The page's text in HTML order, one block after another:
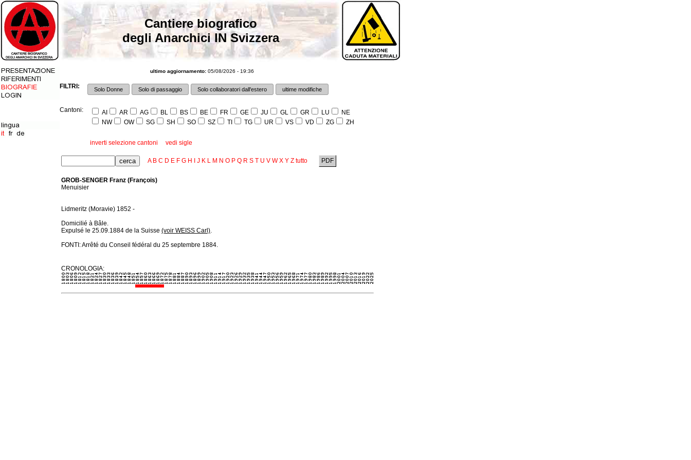
Cantiere biografico
degli Anarchici IN Svizzera
ultimo aggiornamento: 05/08/2026 - 19:36
FILTRI: Solo Donne Solo di passaggio Solo collaboratori dall'estero ultime modifiche
Cantoni: AI AR AG BL BS BE FR GE JU GL GR LU
NE
NW
OW SG SH SO SZ TI TG UR VS VD ZG ZH
inverti selezione cantoni vedi sigle
A B C D E F G H J K L M N O P Q R S T U V W X Y Z tutto PDF
GROB-SENGER Franz (François)
Menuisier
Lidmeritz (Moravie) 1852 -
Domicilié à Bâle.
Expulsé le 25.09.1884 de la Suisse (voir WEISS Carl).
FONTI: Arrêté du Conseil fédéral du 25 septembre 1884.
CRONOLOGIA: